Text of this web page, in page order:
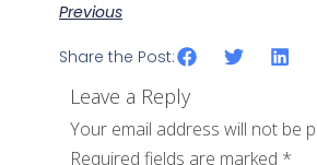
Previous
Share the Post:
Leave a Reply
Your email address will not be
Required fields are marked *